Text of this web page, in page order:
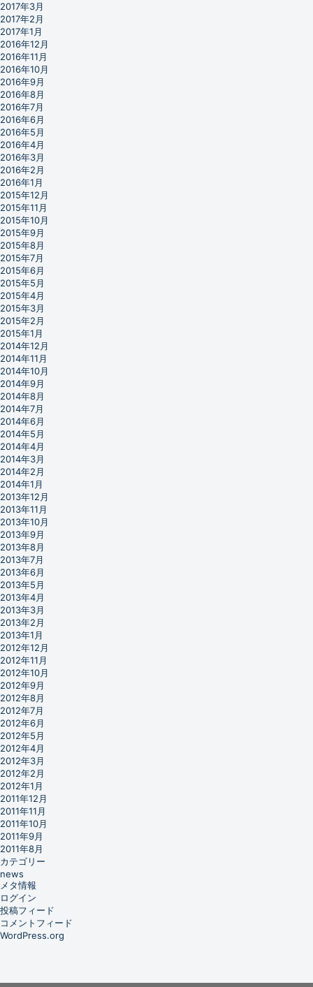
2017年3月
2017年2月
2017年1月
2016年12月
2016年11月
2016年10月
2016年9月
2016年8月
2016年7月
2016年6月
2016年5月
2016年4月
2016年3月
2016年2月
2016年1月
2015年12月
2015年11月
2015年10月
2015年9月
2015年8月
2015年7月
2015年6月
2015年5月
2015年4月
2015年3月
2015年2月
2015年1月
2014年12月
2014年11月
2014年10月
2014年9月
2014年8月
2014年7月
2014年6月
2014年5月
2014年4月
2014年3月
2014年2月
2014年1月
2013年12月
2013年11月
2013年10月
2013年9月
2013年8月
2013年7月
2013年6月
2013年5月
2013年4月
2013年3月
2013年2月
2013年1月
2012年12月
2012年11月
2012年10月
2012年9月
2012年8月
2012年7月
2012年6月
2012年5月
2012年4月
2012年3月
2012年2月
2012年1月
2011年12月
2011年11月
2011年10月
2011年9月
2011年8月
カテゴリー
news
メタ情報
ログイン
投稿フィード
コメントフィード
WordPress.org